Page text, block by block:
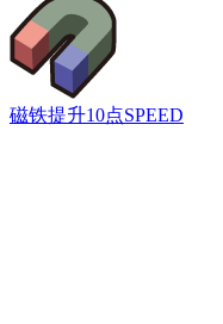
磁铁提升10点SPEED